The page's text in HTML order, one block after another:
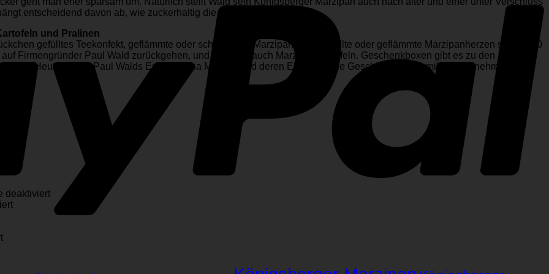
entscheidend davon ab, wie zuckerhaltig die Masse ist.
und Pralinen
gefülltes Teekonfekt, geflämmte oder schokolierte Marzipanbrote, gefüllte oder geflämmte Marzipanherzen sowie 100
Firmengründer Paul Wald zurückgehen, und natürlich auch Marzipankartoffeln. Geschenkboxen gibt es zu den
Heute führen Paul Walds Enkelin Gina Massey und deren Ehemann die Geschicke des Familienunternehmens.
deaktiviertfür
Aber
Omas
für
für